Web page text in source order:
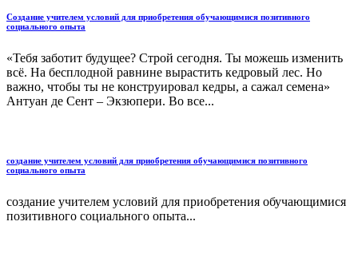
Создание учителем условий для приобретения обучающимися позитивного
социального опыта
«Тебя заботит будущее? Строй сегодня. Ты можешь изменить
всё. На бесплодной равнине вырастить кедровый лес. Но
важно, чтобы ты не конструировал кедры, а сажал семена»
Антуан де Сент – Экзюпери. Во все...
создание учителем условий для приобретения обучающимися позитивного
социального опыта
создание учителем условий для приобретения обучающимися
позитивного социального опыта...